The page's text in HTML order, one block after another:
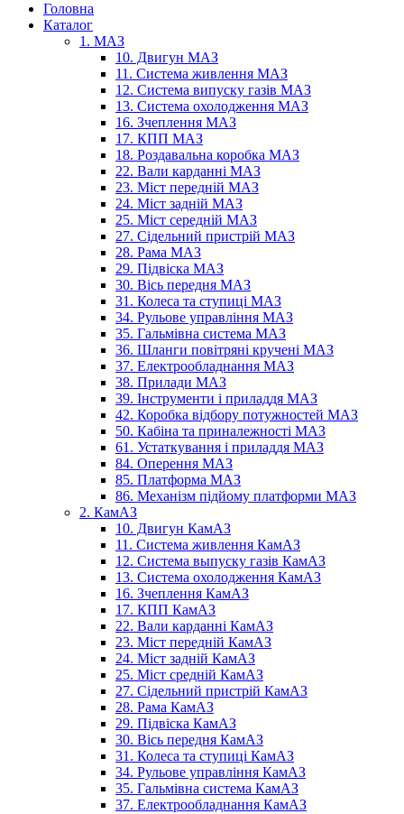
Головна
Каталог
1. МАЗ
10. Двигун МАЗ
11. Система живлення МАЗ
12. Система випуску газів МАЗ
13. Система охолодження МАЗ
16. Зчеплення МАЗ
17. КПП МАЗ
18. Роздавальна коробка МАЗ
22. Вали карданні МАЗ
23. Міст передній МАЗ
24. Міст задній МАЗ
25. Міст середній МАЗ
27. Сідельний пристрій МАЗ
28. Рама МАЗ
29. Підвіска МАЗ
30. Вісь передня МАЗ
31. Колеса та ступиці МАЗ
34. Рульове управління МАЗ
35. Гальмівна система МАЗ
36. Шланги повітряні кручені МАЗ
37. Електрообладнання МАЗ
38. Прилади МАЗ
39. Інструменти і приладдя МАЗ
42. Коробка відбору потужностей МАЗ
50. Кабіна та приналежності МАЗ
61. Устаткування і приладдя МАЗ
84. Оперення МАЗ
85. Платформа МАЗ
86. Механізм підйому платформи МАЗ
2. КамАЗ
10. Двигун КамАЗ
11. Система живлення КамАЗ
12. Система выпуску газів КамАЗ
13. Система охолодження КамАЗ
16. Зчеплення КамАЗ
17. КПП КамАЗ
22. Вали карданні КамАЗ
23. Міст передній КамАЗ
24. Міст задній КамАЗ
25. Міст средній КамАЗ
27. Сідельний пристрій КамАЗ
28. Рама КамАЗ
29. Підвіска КамАЗ
30. Вісь передня КамАЗ
31. Колеса та ступиці КамАЗ
34. Рульове управління КамАЗ
35. Гальмівна система КамАЗ
37. Електрообладнання КамАЗ